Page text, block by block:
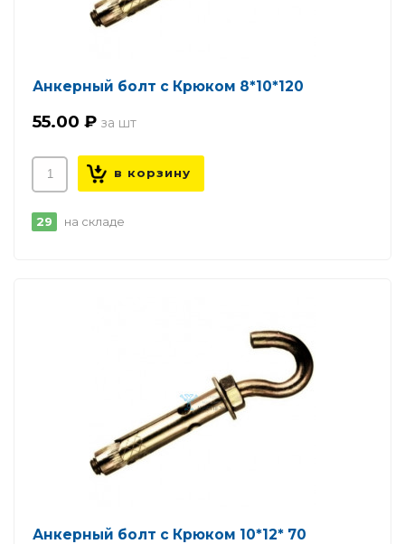
Анкерный болт с Крюком 8*10*120
55.00 ₽
29 на складе
Анкерный болт с Крюком 10*12* 70